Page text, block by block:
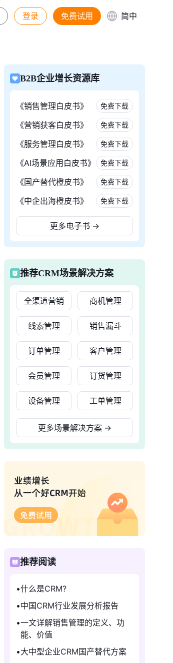
登录 免费试用 简中
B2B企业增长资源库
《销售管理白皮书》 免费下载
《营销获客白皮书》 免费下载
《服务管理白皮书》 免费下载
《AI场景应用白皮书》 免费下载
《国产替代橙皮书》 免费下载
《中企出海橙皮书》 免费下载
更多电子书 →
推荐CRM场景解决方案
全渠道营销 商机管理
线索管理 销售漏斗
订单管理 客户管理
会员管理 订货管理
设备管理 工单管理
更多场景解决方案 →
推荐阅读
什么是CRM?
中国CRM行业发展分析报告
一文详解销售管理的定义、功
能、价值
大中型企业CRM国产替代方案